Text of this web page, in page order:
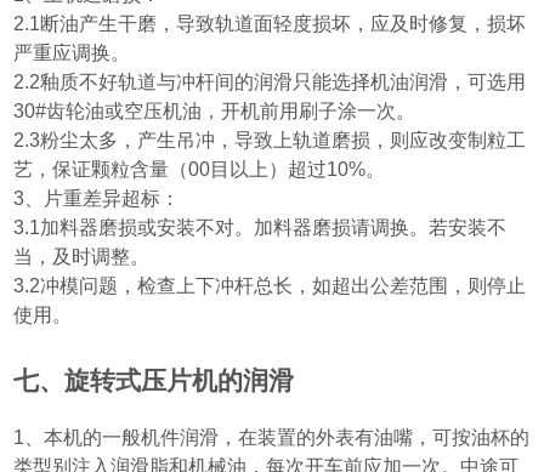
2.1断油产生干磨，导致轨道面轻度损坏，应及时修复，损坏
严重应调换。
2.2釉质不好轨道与冲杆间的润滑只能选择机油润滑，可选用
30#齿轮油或空压机油，开机前用刷子涂一次。
2.3粉尘太多，产生吊冲，导致上轨道磨损，则应改变制粒工
艺，保证颗粒含量 （00目以上 ） 超过10%。
3 、片重差异超标：
3.1加料器磨损或安装不对。加料器磨损请调换。若安装不
当，及时调整。
3.2冲模问题，检查上下冲杆总长，如超出公差范围，则停止
使用。
七、旋转式压片机的润滑
1 、本机的一般机件润滑，在装置的外表有油嘴，可按油杯的
类型别注入润滑脂和机械油，每次开车前应加一次。中途可